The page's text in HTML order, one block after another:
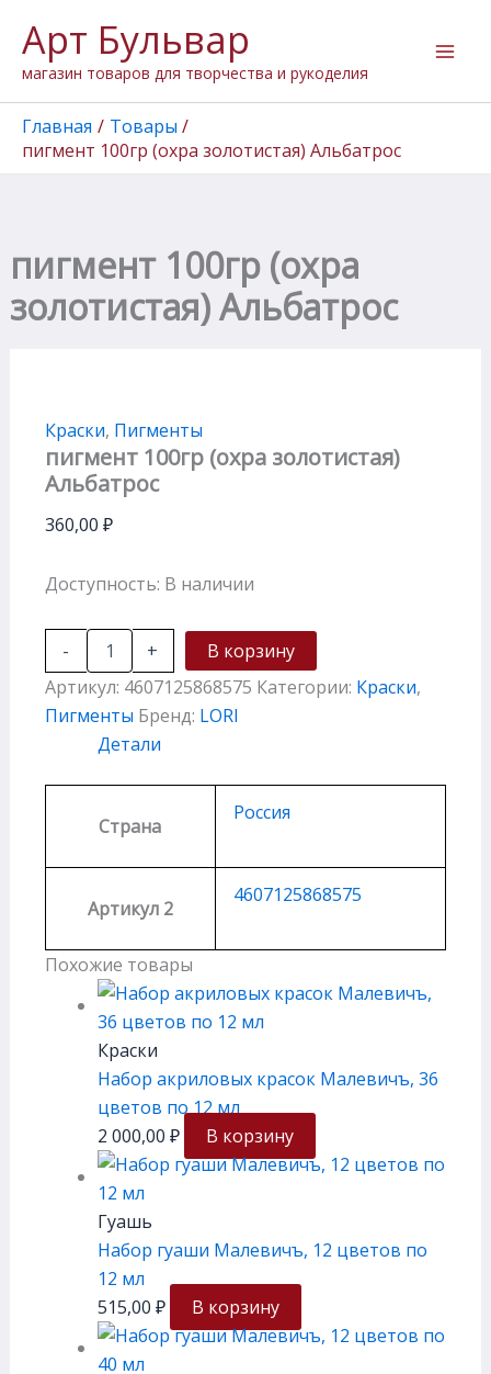
содержимому
Арт Бульвар
магазин товаров для творчества и рукоделия
Главная
Товары
пигмент 100гр (охра золотистая) Альбатрос
пигмент 100гр (охра
золотистая) Альбатрос
Краски, Пигменты
пигмент 100гр (охра золотистая)
Альбатрос
360,00 ₽
Доступность: В наличии
-
товара
пигмент
100гр
(охра
золотистая)
Альбатрос
+
В корзину
Артикул: 4607125868575 Категории: Краски,
Пигменты Бренд: LORI
Детали
Страна
Россия
Артикул 2
4607125868575
Похожие товары
Краски
Набор акриловых красок Малевичъ, 36
цветов по 12 мл
2 000,00 ₽ В корзину
Гуашь
Набор гуаши Малевичъ, 12 цветов по
12 мл
515,00 ₽ В корзину